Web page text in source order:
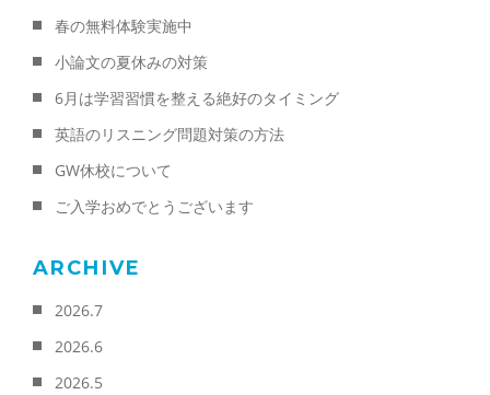
春の無料体験実施中
小論文の夏休みの対策
6月は学習習慣を整える絶好のタイミング
英語のリスニング問題対策の方法
GW休校について
ご入学おめでとうございます
ARCHIVE
2026.7
2026.6
2026.5